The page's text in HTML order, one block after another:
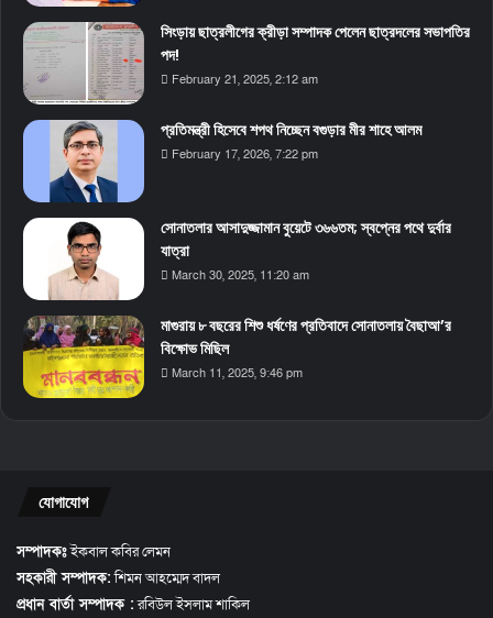
সিংড়ায় ছাত্রলীগের ক্রীড়া সম্পাদক পেলেন ছাত্রদলের সভাপতির
পদ!
February 21, 2025, 2:12 am
প্রতিমন্ত্রী হিসেবে শপথ নিচ্ছেন বগুড়ার মীর শাহে আলম
February 17, 2026, 7:22 pm
সোনাতলার আসাদুজ্জামান বুয়েটে ৩৬৬তম; স্বপ্নের পথে দুর্বার
যাত্রা
March 30, 2025, 11:20 am
মাগুরায় ৮ বছরের শিশু ধর্ষণের প্রতিবাদে সোনাতলায় বৈছাআ’র
বিক্ষোভ মিছিল
March 11, 2025, 9:46 pm
যোগাযোগ
সম্পাদকঃইকবাল কবির লেমন
সহকারী সম্পাদক:শিমন আহম্মেদ বাদল
প্রধান বার্তা সম্পাদক :রবিউল ইসলাম শাকিল